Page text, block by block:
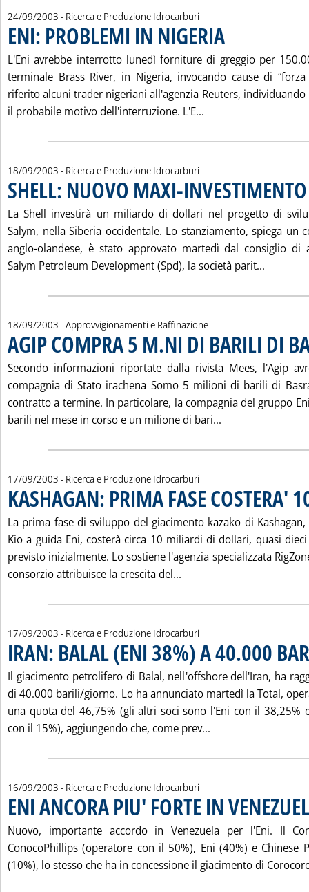
24/09/2003 - Ricerca e Produzione Idrocarburi
ENI: PROBLEMI IN NIGERIA
L'Eni avrebbe interrotto lunedì forniture di greggio per
terminale Brass River, in Nigeria, invocando cause di
riferito alcuni trader nigeriani all'agenzia Reuters,
il probabile motivo dell'interruzione. L'E...
18/09/2003 - Ricerca e Produzione Idrocarburi
SHELL: NUOVO MAXI-
La Shell investirà un miliardo di dollari nel progetto di
Salym, nella Siberia occidentale. Lo stanziamento, spiega un
anglo-olandese, è stato approvato martedì dal consiglio di
Salym Petroleum Development (Spd), la società parit...
18/09/2003 - Approvvigionamenti e Raffinazione
AGIP COMPRA 5 M.NI DI BARILI DI
Secondo informazioni riportate dalla rivista Mees, l'Agip
compagnia di Stato irachena Somo 5 milioni di barili di
contratto a termine. In particolare, la compagnia del gruppo
barili nel mese in corso e un milione di bari...
17/09/2003 - Ricerca e Produzione Idrocarburi
KASHAGAN: PRIMA FASE COSTERA'
La prima fase di sviluppo del giacimento kazako di
Kio a guida Eni, costerà circa 10 miliardi di dollari, quasi
previsto inizialmente. Lo sostiene l'agenzia specializzata
consorzio attribuisce la crescita del...
17/09/2003 - Ricerca e Produzione Idrocarburi
IRAN: BALAL (ENI 38%) A 40.000
Il giacimento petrolifero di Balal, nell'offshore dell'Iran, ha
di 40.000 barili/giorno. Lo ha annunciato martedì la Total,
una quota del 46,75% (gli altri soci sono l'Eni con il 38,25%
con il 15%), aggiungendo che, come prev...
16/09/2003 - Ricerca e Produzione Idrocarburi
ENI ANCORA PIU' FORTE IN
Nuovo, importante accordo in Venezuela per l'Eni. Il
ConocoPhillips (operatore con il 50%), Eni (40%) e Chinese
(10%), lo stesso che ha in concessione il giacimento di